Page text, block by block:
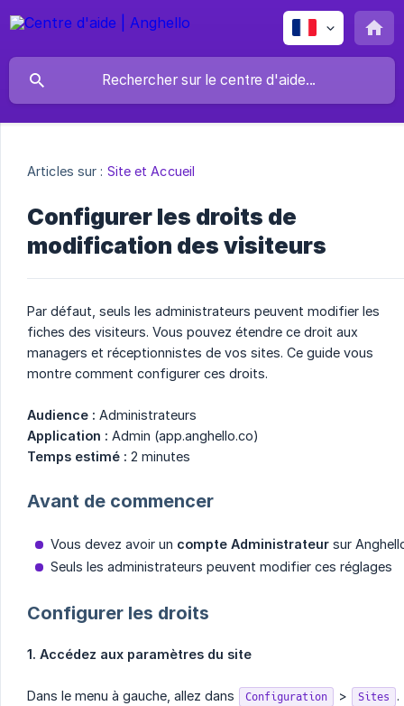
Articles sur : Site et Accueil
Configurer les droits de
modification des visiteurs
Par défaut, seuls les administrateurs peuvent modifier les
fiches des visiteurs. Vous pouvez étendre ce droit aux
managers et réceptionnistes de vos sites. Ce guide vous
montre comment configurer ces droits.
Audience : Administrateurs
Application : Admin (app.anghello.co)
Temps estimé : 2 minutes
Avant de commencer
Vous devez avoir un compte Administrateur sur
Seuls les administrateurs peuvent modifier ces réglages
Configurer les droits
1. Accédez aux paramètres du site
Dans le menu à gauche, allez dans Configuration > Sites
.